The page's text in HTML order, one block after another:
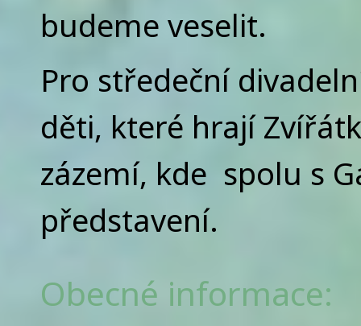
budeme veselit.
Pro středeční
děti, které hrají
zázemí, kde spolu s
představení.
Obecné informace: